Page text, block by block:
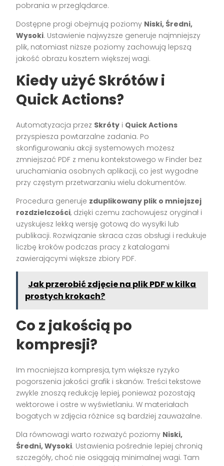
pobrania w przeglądarce.
Dostępne progi obejmują poziomy Niski, Średni,
Wysoki. Ustawienie najwyższe generuje najmniejszy
plik, natomiast niższe poziomy zachowują lepszą
jakość obrazu kosztem większej wagi.
Kiedy użyć Skrótów i
Quick Actions?
Automatyzacja przez Skróty i Quick Actions
przyspiesza powtarzalne zadania. Po
skonfigurowaniu akcji systemowych możesz
zmniejszać PDF z menu kontekstowego w Finder bez
uruchamiania osobnych aplikacji, co jest wygodne
przy częstym przetwarzaniu wielu dokumentów.
Procedura generuje zduplikowany plik o mniejszej
rozdzielczości, dzięki czemu zachowujesz oryginał i
uzyskujesz lekką wersję gotową do wysyłki lub
publikacji. Rozwiązanie skraca czas obsługi i redukuje
liczbę kroków podczas pracy z katalogami
zawierającymi większe zbiory PDF.
Jak przerobić zdjęcie na plik PDF w kilka
prostych krokach?
Co z jakością po
kompresji?
Im mocniejsza kompresja, tym większe ryzyko
pogorszenia jakości grafik i skanów. Treści tekstowe
zwykle znoszą redukcję lepiej, ponieważ pozostają
wektorowe i ostre w wyświetlaniu. W materiałach
bogatych w zdjęcia różnice są bardziej zauważalne.
Dla równowagi warto rozważyć poziomy Niski,
Średni, Wysoki. Ustawienia pośrednie lepiej chronią
szczegóły, choć nie osiągają minimalnej wagi. Tam